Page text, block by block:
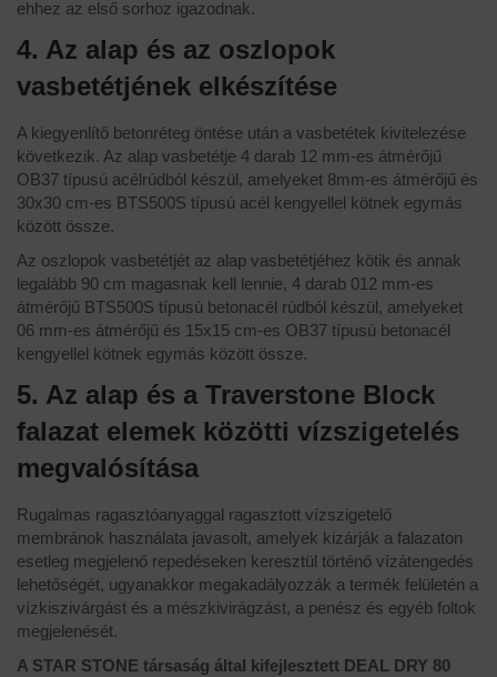
ehhez az első sorhoz igazodnak.
4. Az alap és az oszlopok
vasbetétjének elkészítése
A kiegyenlítő betonréteg öntése után a vasbetétek kivitelezése
következik. Az alap vasbetétje 4 darab 12 mm-es átmérőjű
OB37 típusú acélrúdból készül, amelyeket 8mm-es átmérőjű és
30x30 cm-es BTS500S típusú acél kengyellel kötnek egymás
között össze.
Az oszlopok vasbetétjét az alap vasbetétjéhez kötik és annak
legalább 90 cm magasnak kell lennie, 4 darab 012 mm-es
átmérőjű BTS500S típusú betonacél rúdból készül, amelyeket
06 mm-es átmérőjű és 15x15 cm-es OB37 típusú betonacél
kengyellel kötnek egymás között össze.
5. Az alap és a Traverstone Block
falazat elemek közötti vízszigetelés
megvalósítása
Rugalmas ragasztóanyaggal ragasztott vízszigetelő
membránok használata javasolt, amelyek kizárják a falazaton
esetleg megjelenő repedéseken keresztül történő vízátengedés
lehetőségét, ugyanakkor megakadályozzák a termék felületén a
vízkiszivárgást és a mészkivirágzást, a penész és egyéb foltok
megjelenését.
A STAR STONE társaság által kifejlesztett DEAL DRY 80